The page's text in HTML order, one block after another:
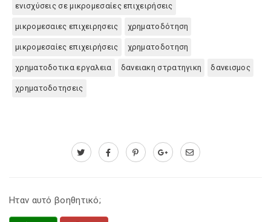
ενισχύσεις σε μικρομεσαίες επιχειρήσεις
μικρομεσαιες επιχειρησεις χρηματοδότηση
μικρομεσαίες επιχειρήσεις χρηματοδοτηση
χρηματοδοτικα εργαλεια δανειακη στρατηγικη δανεισμος
χρηματοδοτησεις
Ηταν αυτό βοηθητικό;